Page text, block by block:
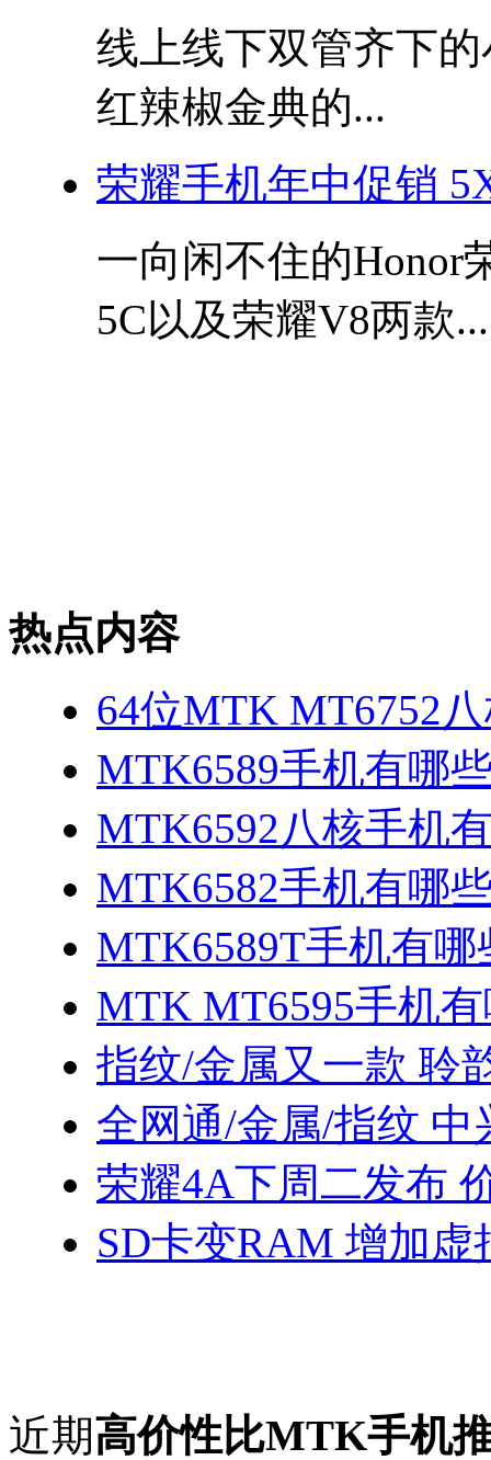
线上线下双管齐下
红辣椒金典的...
荣耀手机年中促销
一向闲不住的Honor
5C以及荣耀V8两款...
热点内容
64位MTK MT6752
MTK6589手机有哪
MTK6592八核手机
MTK6582手机有哪
MTK6589T手机有
MTK MT6595手机
指纹/金属又一款 聆
全网通/金属/指纹 中
荣耀4A下周二发布
SD卡变RAM 增加虚
近期高价性比MTK手机